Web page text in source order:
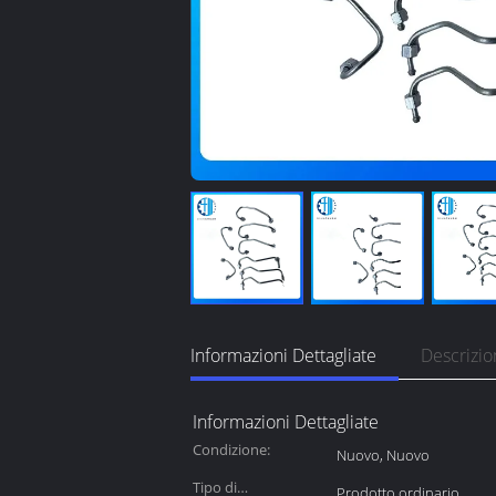
Informazioni Dettagliate
Informazioni Dettagliate
Condizione: Nuovo, Nuovo
Tipo di